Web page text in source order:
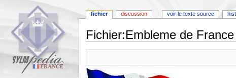
Fichier:Embleme de
la
la
fichier discussion voir le texte source